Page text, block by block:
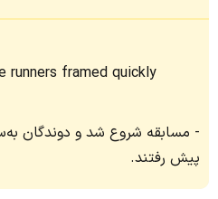
runners framed quickly
مسابقه شروع شد و دوندگان
پیش رفتند.